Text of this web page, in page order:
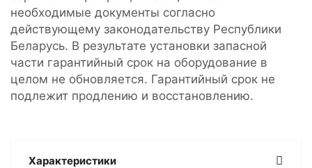
необходимые документы согласно
действующему законодательству Республики
Беларусь. В результате установки запасной
части гарантийный срок на оборудование в
целом не обновляется. Гарантийный срок не
подлежит продлению и восстановлению.
Характеристики